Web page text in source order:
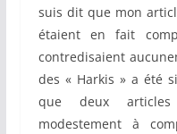
suis dit que mon
étaient en fait
contredisaient
des « Harkis » a été
que deux articles
modestement à